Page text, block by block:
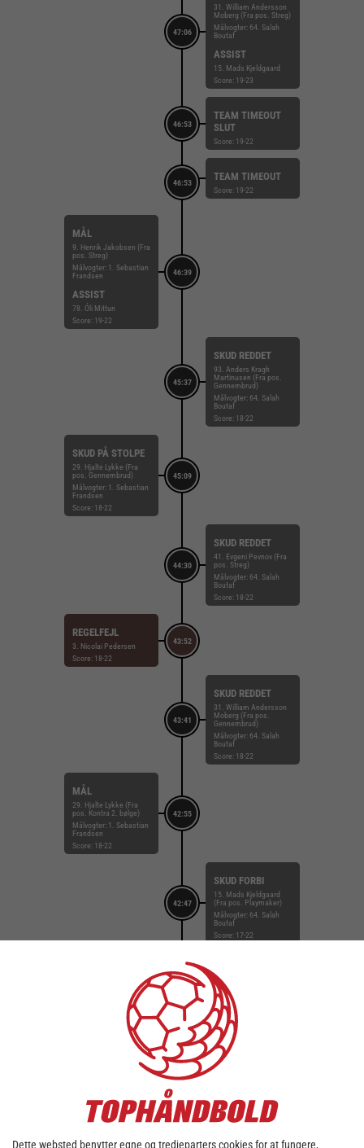
47:06
31. William Andersson
Moberg (Fra pos. Streg)
Målvogter: 64. Salah
Boutaf
ASSIST
15. Mads Kjeldgaard
Score: 19-23
46:53
TEAM TIMEOUT
SLUT
Score: 19-22
46:53
TEAM TIMEOUT
Score: 19-22
46:39
MÅL
9. Henrik Jakobsen (Fra
pos. Streg)
Målvogter: 1. Sebastian
Frandsen
ASSIST
78. Óli Mittun
Score: 19-22
45:37
SKUD REDDET
93. Anders Kragh
Martinusen (Fra pos.
Gennembrud)
Målvogter: 64. Salah
Boutaf
Score: 18-22
45:09
SKUD PÅ STOLPE
29. Hjalte Lykke (Fra
pos. Gennembrud)
Målvogter: 1. Sebastian
Frandsen
Score: 18-22
44:30
SKUD REDDET
41. Evgeni Pevnov (Fra
pos. Streg)
Målvogter: 64. Salah
Boutaf
Score: 18-22
43:52
REGELFEJL
3. Nicolai Pedersen
Score: 18-22
43:41
SKUD REDDET
31. William Andersson
Moberg (Fra pos.
Gennembrud)
Målvogter: 64. Salah
Boutaf
Score: 18-22
42:55
MÅL
29. Hjalte Lykke (Fra
pos. Kontra 2. bølge)
Målvogter: 1. Sebastian
Frandsen
Score: 18-22
42:47
SKUD FORBI
15. Mads Kjeldgaard
(Fra pos. Playmaker)
Målvogter: 64. Salah
Boutaf
Score: 17-22
6. Frederik Bjerre (Fra
Målvogter: 1. Sebastian
UDVISNING
TEAM TIMEOUT
Dette websted benytter egne og tredjeparters cookies for at fungere,